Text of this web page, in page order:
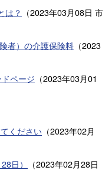
は？ （2023年03月08日 市
者）の介護保険料 （2023
ページ （2023年03月01
ください （2023年02月
日）
（2023年02月28日